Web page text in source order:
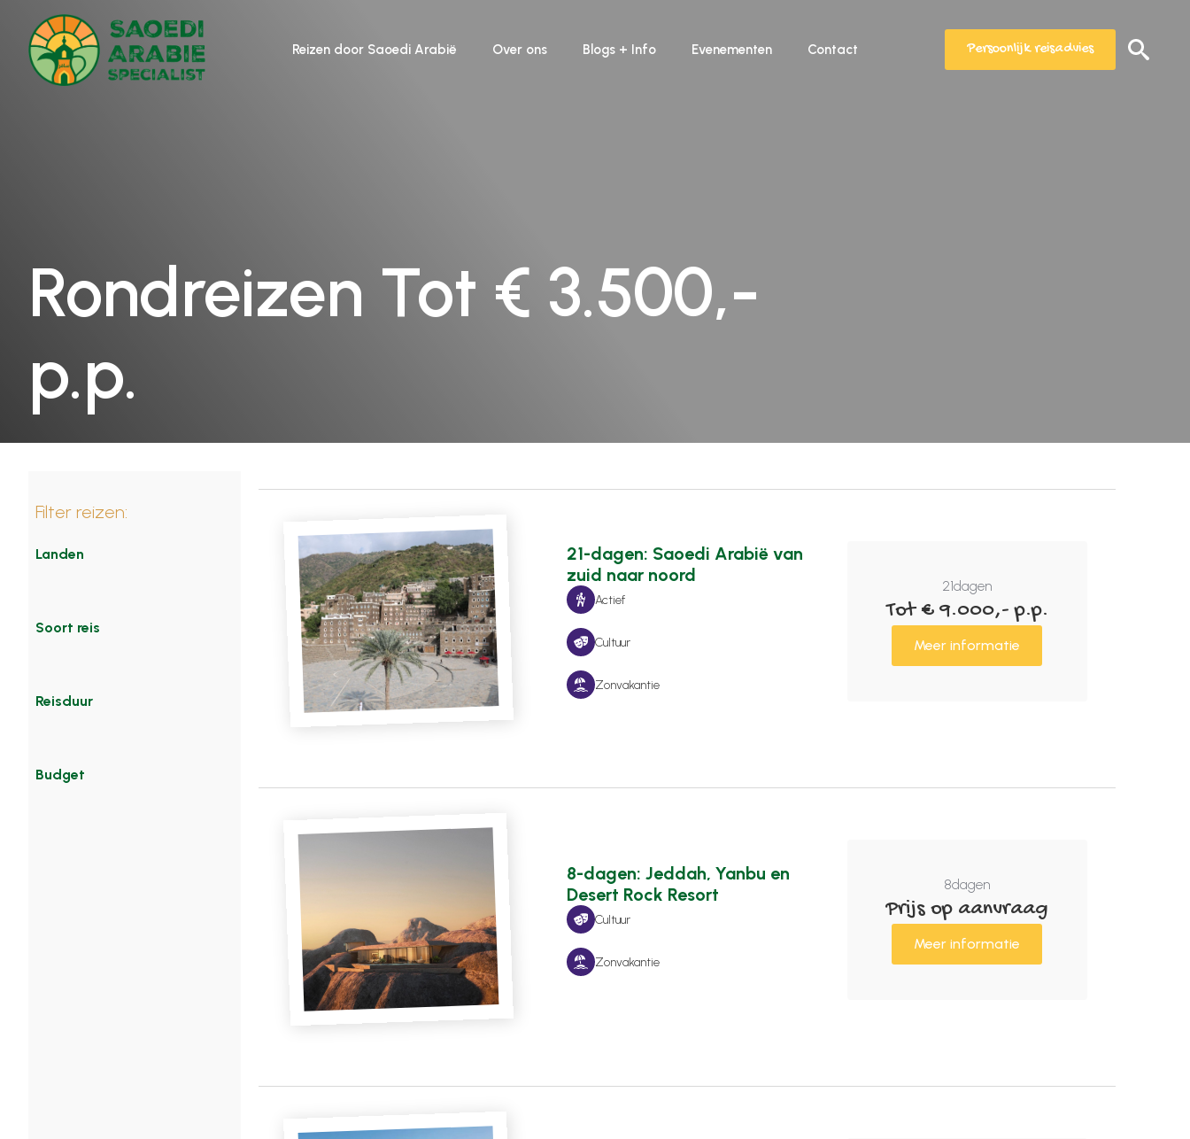
Reizen door Saoedi Arabië Over ons Blogs + Info Evenementen Contact
Persoonlijk reisadvies
Rondreizen Tot € 3.500,-
p.p.
Filter reizen:
Landen
Soort reis
Reisduur
Budget
21-dagen: Saoedi Arabië van
zuid naar noord
Actief
Cultuur
Zonvakantie
21dagen
Tot € 9.000,- p.p.
Meer informatie
8-dagen: Jeddah, Yanbu en
Desert Rock Resort
Cultuur
Zonvakantie
8dagen
Prijs op aanvraag
Meer informatie